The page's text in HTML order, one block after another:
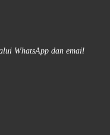
WhatsApp dan email